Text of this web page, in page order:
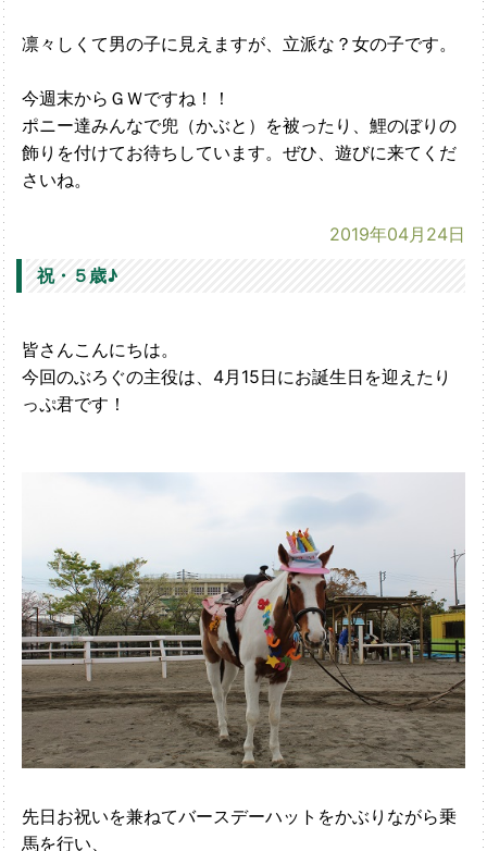
凛々しくて男の子に見えますが、立派な？女の子です。
今週末からＧＷですね！！
ポニー達みんなで兜（かぶと）を被ったり、鯉のぼりの
飾りを付けてお待ちしています。ぜひ、遊びに来てくだ
さいね。
2019年04月24日
祝・５歳♪
皆さんこんにちは。
今回のぶろぐの主役は、4月15日にお誕生日を迎えたり
っぷ君です！
先日お祝いを兼ねてバースデーハットをかぶりながら乗
馬を行い、